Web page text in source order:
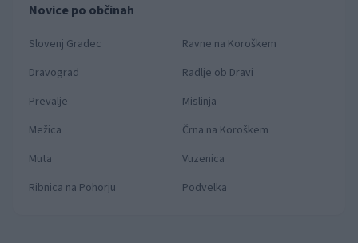
Novice po občinah
Slovenj Gradec
Ravne na Koroškem
Dravograd
Radlje ob Dravi
Prevalje
Mislinja
Mežica
Črna na Koroškem
Muta
Vuzenica
Ribnica na Pohorju
Podvelka